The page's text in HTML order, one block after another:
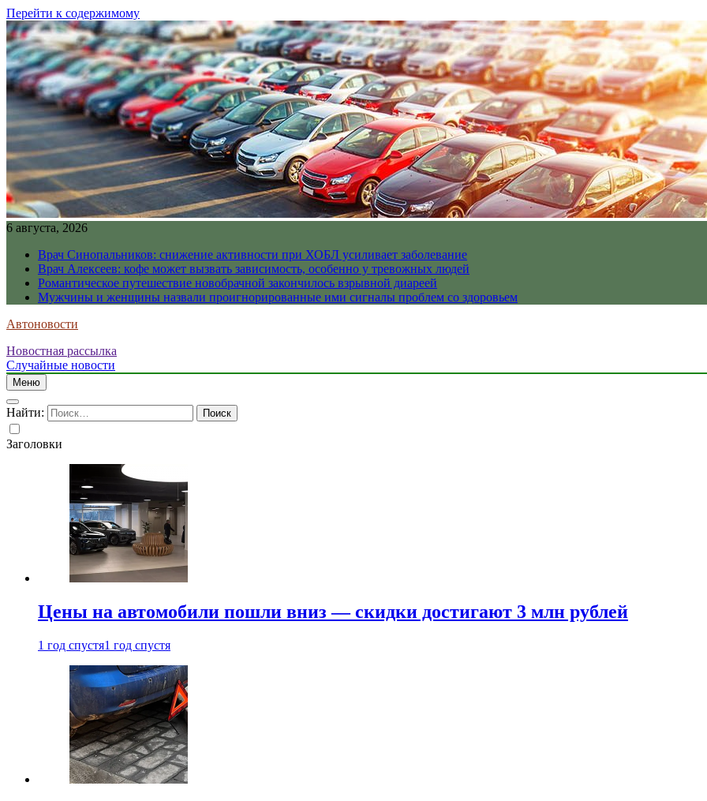
Перейти к содержимому
6 августа, 2026
Врач Синопальников: снижение активности при ХОБЛ усиливает заболевание
Врач Алексеев: кофе может вызвать зависимость, особенно у тревожных людей
Романтическое путешествие новобрачной закончилось взрывной диареей
Мужчины и женщины назвали проигнорированные ими сигналы проблем со здоровьем
Автоновости
Новостная рассылка
Случайные новости
Меню
Найти:
Заголовки
Цены на автомобили пошли вниз — скидки достигают 3 млн рублей
1 год спустя1 год спустя